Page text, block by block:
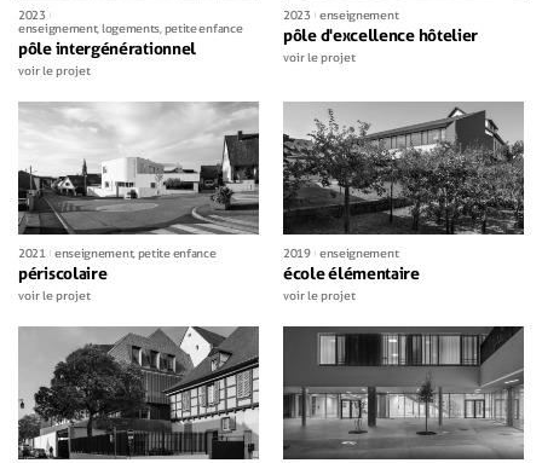
2023
enseignement,logements,petite enfance
pôle intergénérationnel
voir le projet
2023 enseignement
pôle d'excellence hôtelier
voir le projet
2021 enseignement,petite enfance
périscolaire
voir le projet
2019 enseignement
école élémentaire
voir le projet